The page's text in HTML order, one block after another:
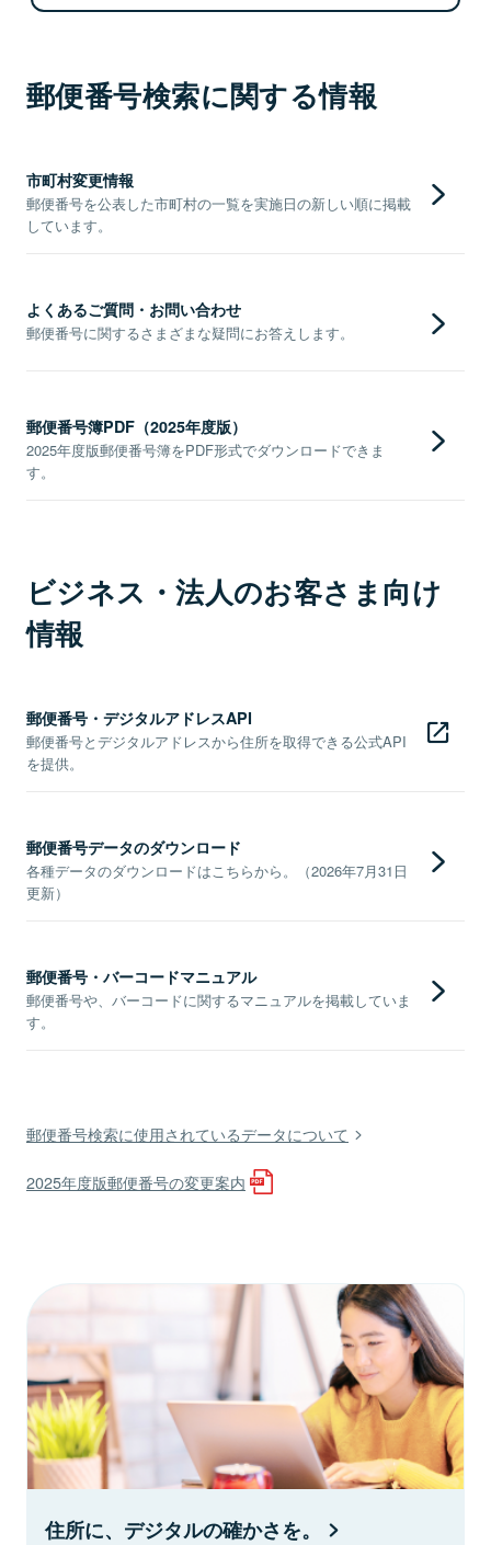
郵便番号検索に関する情報
市町村変更情報
郵便番号を公表した市町村の一覧を実施日の新しい順に掲載
しています。
よくあるご質問・お問い合わせ
郵便番号に関するさまざまな疑問にお答えします。
郵便番号簿PDF（2025年度版）
2025年度版郵便番号簿をPDF形式でダウンロードできま
す。
ビジネス・法人のお客さま向け
情報
郵便番号・デジタルアドレスAPI
郵便番号とデジタルアドレスから住所を取得できる公式API
を提供。
郵便番号データのダウンロード
各種データのダウンロードはこちらから。（2026年7月31日
更新）
郵便番号・バーコードマニュアル
郵便番号や、バーコードに関するマニュアルを掲載していま
す。
郵便番号検索に使用されているデータについて
2025年度版郵便番号の変更案内
住所に、デジタルの確かさを。